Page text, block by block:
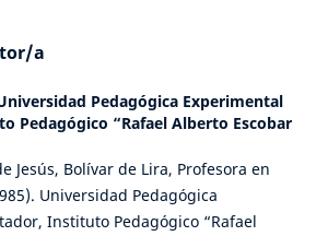
a
Pedagógica Experimental
Pedagógico “Rafael Alberto Escobar
Jesús, Bolívar de Lira, Profesora en
Universidad Pedagógica
Instituto Pedagógico “Rafael